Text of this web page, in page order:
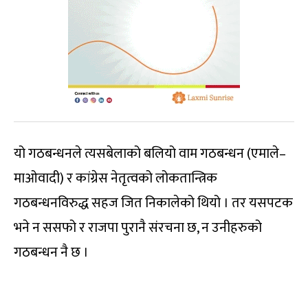
यो गठबन्धनले त्यसबेलाको बलियो वाम गठबन्धन (एमाले–
माओवादी) र कांग्रेस नेतृत्वको लोकतान्त्रिक
गठबन्धनविरुद्ध सहज जित निकालेको थियो । तर यसपटक
भने न ससफो र राजपा पुरानै संरचना छ, न उनीहरुको
गठबन्धन नै छ ।